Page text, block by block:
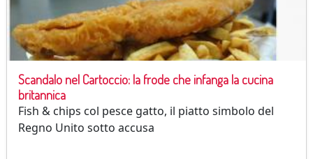
Scandalo nel Cartoccio: la frode che infanga la cucina
britannica
Fish & chips col pesce gatto, il piatto simbolo del
Regno Unito sotto accusa